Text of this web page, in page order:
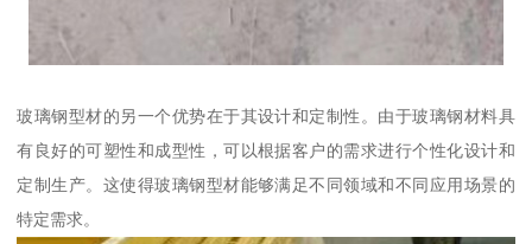
玻璃钢型材的另一个优势在于其设计和定制性。由于玻璃钢材料具
有良好的可塑性和成型性，可以根据客户的需求进行个性化设计和
定制生产。这使得玻璃钢型材能够满足不同领域和不同应用场景的
特定需求。